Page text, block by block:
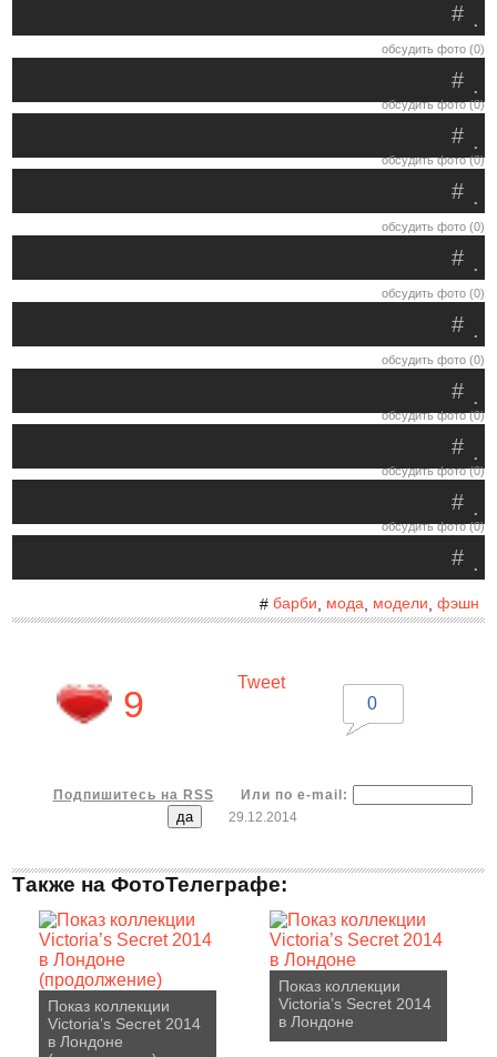
.
#
обсудить фото (0)
.
#
обсудить фото (0)
.
#
обсудить фото (0)
.
#
обсудить фото (0)
.
#
обсудить фото (0)
.
#
обсудить фото (0)
.
#
обсудить фото (0)
.
#
обсудить фото (0)
.
#
обсудить фото (0)
.
#
# барби мода, модели фэшн
9
Tweet
0
Подпишитесь на RSS
Или по e-mail:
29.12.2014
Также на ФотоТелеграфе:
Показ коллекции
Victoria’s Secret 2014
в Лондоне
Показ коллекции
Victoria’s Secret 2014
в Лондоне